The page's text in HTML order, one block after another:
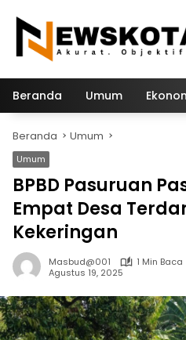
konten
Beranda Umum
Beranda Umum
Umum
BPBD Pasuruan
Empat Desa
Kekeringan
Masbud@001
1 Min Baca
Agustus 19, 2025